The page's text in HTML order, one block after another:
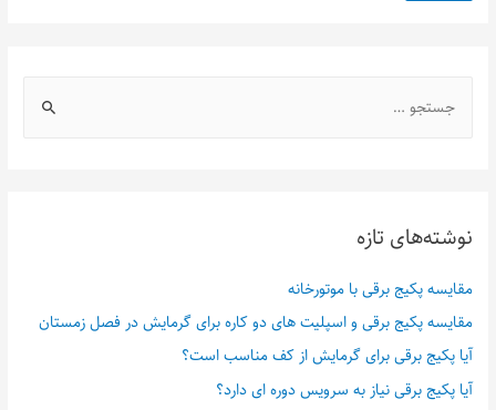
نوشته‌های تازه
مقایسه پکیج برقی با موتورخانه
مقایسه پکیج برقی و اسپلیت های دو کاره برای گرمایش در فصل زمستان
آیا پکیج برقی برای گرمایش از کف مناسب است؟
آیا پکیج برقی نیاز به سرویس دوره ای دارد؟